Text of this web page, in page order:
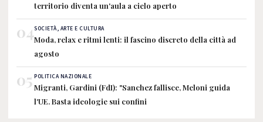
territorio diventa un'aula a cielo aperto
04SOCIETÀ, ARTE E CULTURA
Moda, relax e ritmi lenti: il fascino discreto della città ad
agosto
05 POLITICA NAZIONALE
Migranti, Gardini (FdI): "Sanchez fallisce, Meloni guida
l'UE. Basta ideologie sui confini